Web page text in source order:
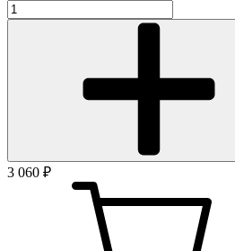
3 060 ₽